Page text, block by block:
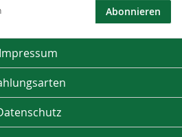
Abonnieren
Impressum